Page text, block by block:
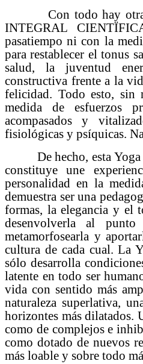
Con todo hay otra
INTEGRAL
pasatiempo ni con la
para restablecer el tonus
salud, la juventud
constructiva frente a la
felicidad. Todo esto, sin
medida de esfuerzos
acompasados y
fisiológicas y psíquicas.
De hecho, esta Yoga
constituye une
personalidad en la
demuestra ser una
formas, la elegancia y el
desenvolverla al
metamorfosearla y
cultura de cada cual. La
sólo desarrolla
latente en todo ser
vida con sentido más
naturaleza superlativa,
horizontes más dilatados.
como de complejos e
como dotado de nuevos
más loable y sobre todo